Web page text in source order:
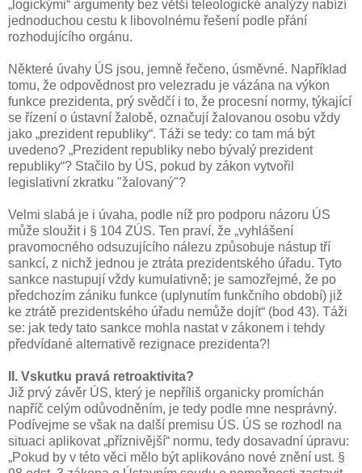
„logickými“ argumenty bez větší teleologické analýzy nabízí
jednoduchou cestu k libovolnému řešení podle přání
rozhodujícího orgánu.
Některé úvahy ÚS jsou, jemně řečeno, úsměvné. Například
tomu, že odpovědnost pro velezradu je vázána na výkon
funkce prezidenta, prý svědčí i to, že procesní normy, týkající
se řízení o ústavní žalobě, označují žalovanou osobu vždy
jako „prezident republiky“. Táži se tedy: co tam má být
uvedeno? „Prezident republiky nebo bývalý prezident
republiky“? Stačilo by ÚS, pokud by zákon vytvořil
legislativní zkratku "žalovaný"?
Velmi slabá je i úvaha, podle níž pro podporu názoru ÚS
může sloužit i § 104 ZÚS. Ten praví, že „vyhlášení
pravomocného odsuzujícího nálezu způsobuje nástup tří
sankcí, z nichž jednou je ztráta prezidentského úřadu. Tyto
sankce nastupují vždy kumulativně; je samozřejmé, že po
předchozím zániku funkce (uplynutím funkčního období) již
ke ztrátě prezidentského úřadu nemůže dojít“ (bod 43). Táži
se: jak tedy tato sankce mohla nastat v zákonem i tehdy
předvídané alternativě rezignace prezidenta?!
II. Vskutku pravá retroaktivita?
Již prvý závěr ÚS, který je nepříliš organicky promíchán
napříč celým odůvodněním, je tedy podle mne nesprávný.
Podívejme se však na další premisu ÚS. ÚS se rozhodl na
situaci aplikovat „příznivější“ normu, tedy dosavadní úpravu:
„Pokud by v této věci mělo být aplikováno nové znění ust. §